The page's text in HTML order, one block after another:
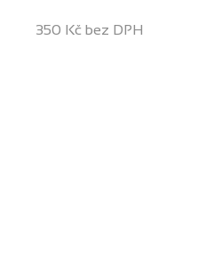
350 Kč bez DPH